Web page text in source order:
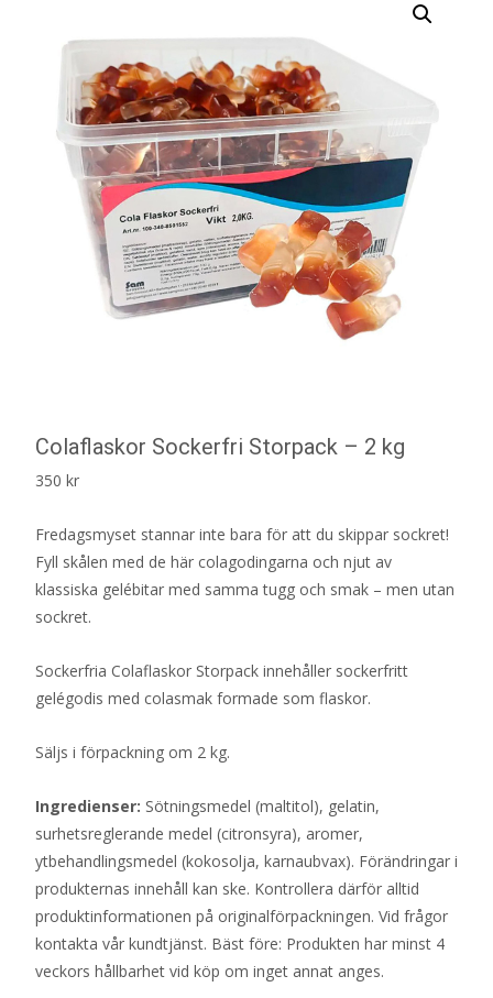
Colaflaskor Sockerfri Storpack – 2 kg
350 kr
Fredagsmyset stannar inte bara för att du skippar sockret!
Fyll skålen med de här colagodingarna och njut av
klassiska gelébitar med samma tugg och smak – men utan
sockret.
Sockerfria Colaflaskor Storpack innehåller sockerfritt
gelégodis med colasmak formade som flaskor.
Säljs i förpackning om 2 kg.
Ingredienser: Sötningsmedel (maltitol), gelatin,
surhetsreglerande medel (citronsyra), aromer,
ytbehandlingsmedel (kokosolja, karnaubvax). Förändringar i
produkternas innehåll kan ske. Kontrollera därför alltid
produktinformationen på originalförpackningen. Vid frågor
kontakta vår kundtjänst. Bäst före: Produkten har minst 4
veckors hållbarhet vid köp om inget annat anges.